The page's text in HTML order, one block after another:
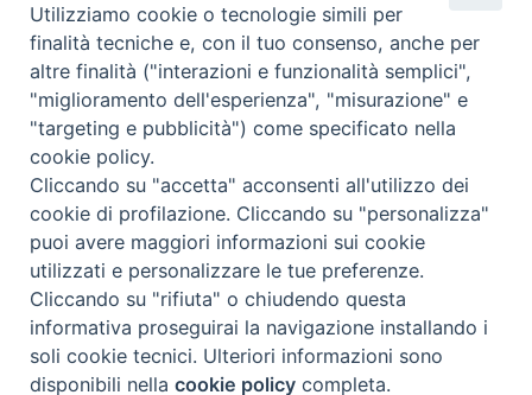
Complesso, Problematico
Tematica: Amore-Sentimenti, Carcere...
Contatti & Info
C.ne Aurelia, 50 – 00165 Roma
Contatti
Utilizziamo cookie o tecnologie simili per
finalità tecniche e, con il tuo consenso, anche per
altre finalità ("interazioni e funzionalità semplici",
"miglioramento dell'esperienza", "misurazione" e
"targeting e pubblicità") come specificato nella
cookie policy.
Cliccando su "accetta" acconsenti all'utilizzo dei
cookie di profilazione. Cliccando su "personalizza"
puoi avere maggiori informazioni sui cookie
utilizzati e personalizzare le tue preferenze.
Cliccando su "rifiuta" o chiudendo questa
informativa proseguirai la navigazione installando i
soli cookie tecnici. Ulteriori informazioni sono
disponibili nellacookie policy completa.